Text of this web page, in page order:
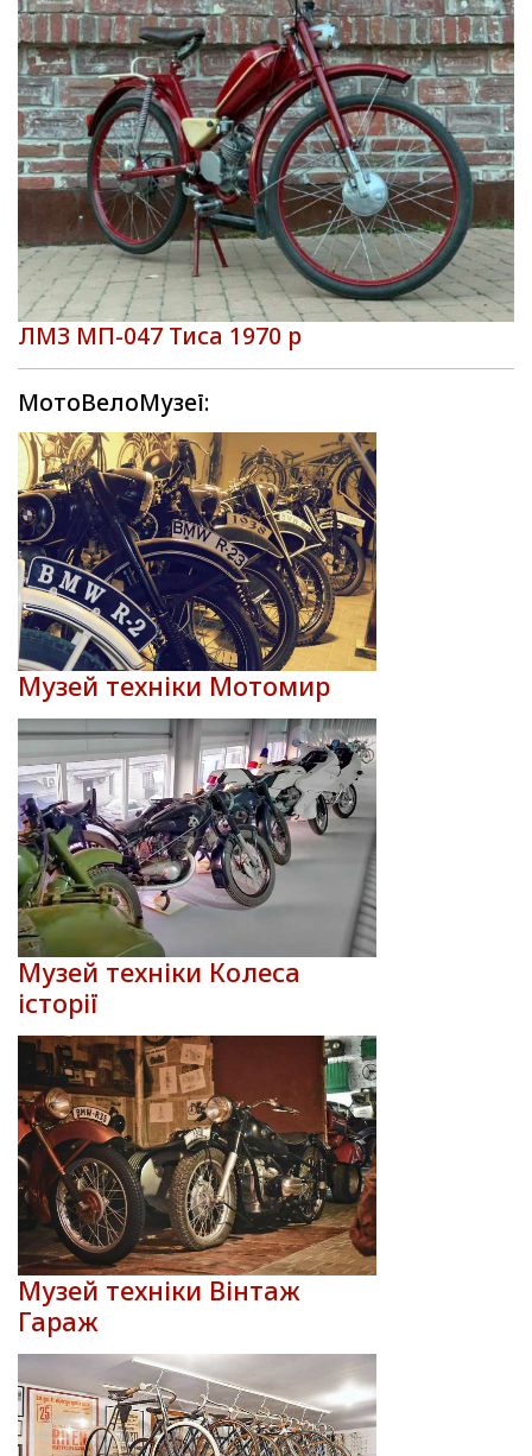
ЛМЗ МП-047 Тиса 1970 р
МотоВелоМузеї:
Музей техніки Мотомир
Музей техніки Колеса
історії
Музей техніки Вінтаж
Гараж